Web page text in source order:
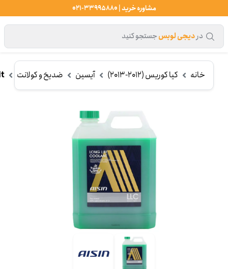
مشاوره خرید | 33995880-021
دردیجی لوبسجستجو کنید
خانه کیا کوریس (2012-2013) آیسین ضدیخ و کولانت